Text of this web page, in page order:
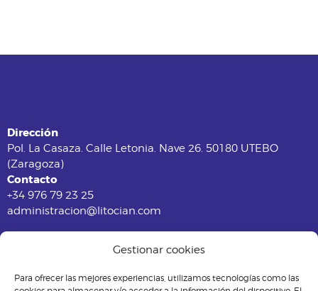
Gestionar cookies
Para ofrecer las mejores experiencias, utilizamos tecnologías como las
Dirección
Pol. La Casaza. Calle Letonia. Nave 26. 50180 UTEBO
(Zaragoza)
Contacto
+34 976 79 23 25
administracion@litocian.com